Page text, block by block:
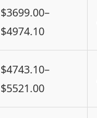
$3699.00–
$4974.10
$4743.10–
$5521.00